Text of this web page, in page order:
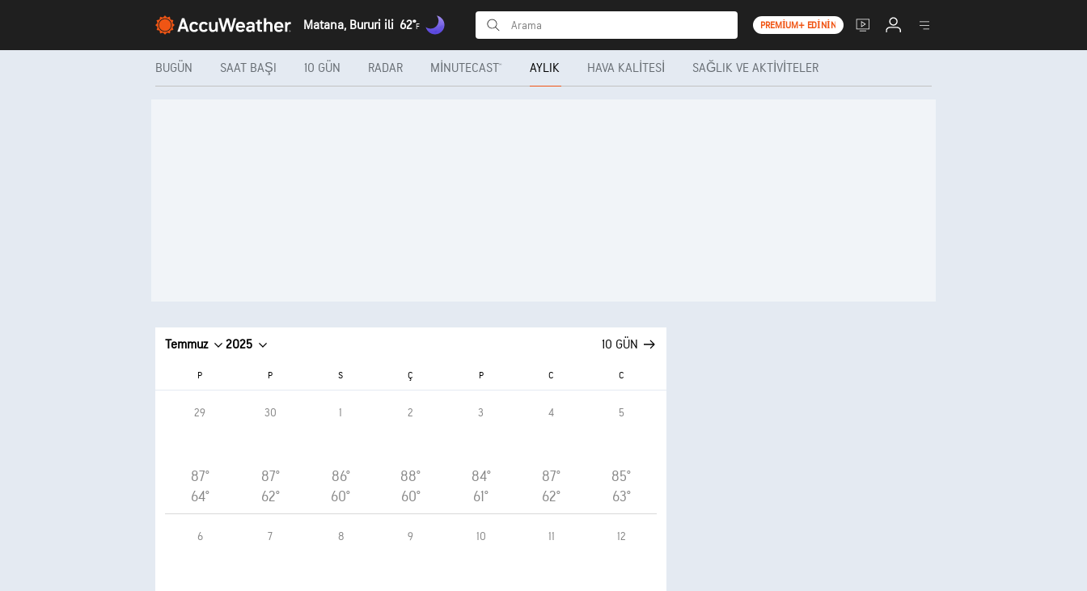
Matana, Bururi ili 62°F PREMIUM+ EDININ
BUGÜN SAAT BAŞI 10 GÜN RADAR MINUTECAST® AYLIK HAVA KALITESI SAĞLIK VE AKTIVITELER
Temmuz 2025 10 GÜN
P P S Ç P C C
29
87°
64°
30
87°
62°
1
86°
60°
2
88°
60°
3
84°
61°
4
87°
62°
5
85°
63°
6 7 8 9 10 11 12